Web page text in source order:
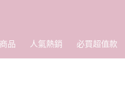
品 人氣熱銷 必買超值款